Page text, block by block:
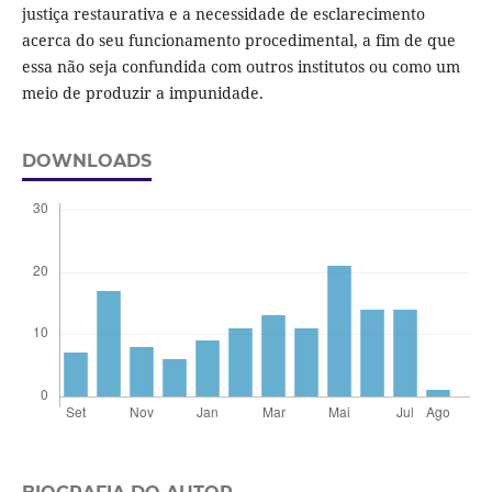
justiça restaurativa e a necessidade de esclarecimento
acerca do seu funcionamento procedimental, a fim de que
essa não seja confundida com outros institutos ou como um
meio de produzir a impunidade.
DOWNLOADS